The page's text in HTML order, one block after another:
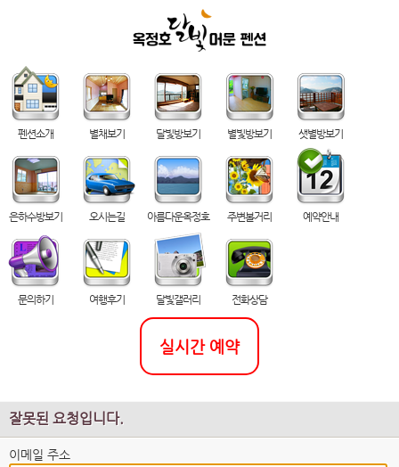
펜션소개 별채보기 달빛방보기 별빛방보기 샛별방보기
은하수방보기 오시는길 아름다운옥정호 주변볼거리 예약안내
문의하기 여행후기 달빛갤러리 전화상담
실시간 예약
잘못된 요청입니다.
이메일 주소